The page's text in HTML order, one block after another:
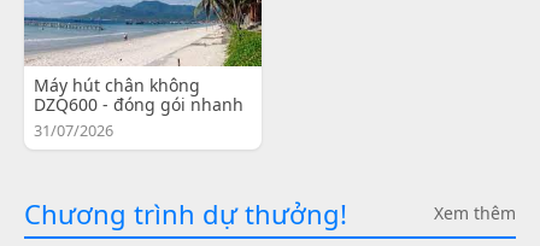
Máy hút chân không
DZQ600 - đóng gói nhanh
31/07/2026
Chương trình dự thưởng! Xem thêm